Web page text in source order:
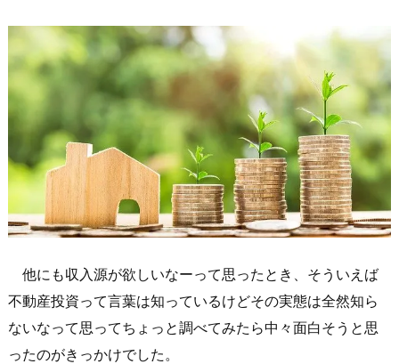
他にも収入源が欲しいなーって思ったとき、そういえば
不動産投資って言葉は知っているけどその実態は全然知ら
ないなって思ってちょっと調べてみたら中々面白そうと思
ったのがきっかけでした。